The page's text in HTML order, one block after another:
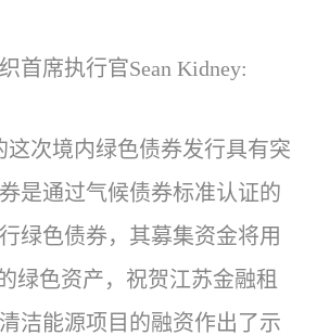
首席执行官Sean Kidney:
这次境内绿色债券发行具有突
是通过气候债券标准认证的
绿色债券，其募集资金将用
绿色资产，祝贺江苏金融租
洁能源项目的融资作出了示